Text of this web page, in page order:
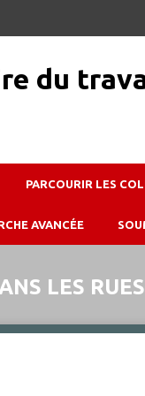
PARCOURIR LES
AVANCÉE
LES